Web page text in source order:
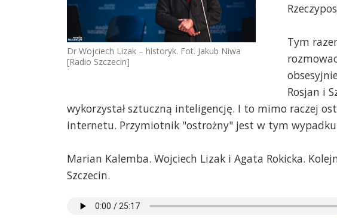
Dr Wojciech Lizak – historyk. Fot. Jakub Niwa
[Radio Szczecin]
Tym
Rosjan i
wykorzystał sztuczną inteligencję. I to mimo raczej
internetu. Przymiotnik "ostrożny" jest w tym
Marian Kalemba. Wojciech Lizak i Agata Rokicka.
Szczecin.